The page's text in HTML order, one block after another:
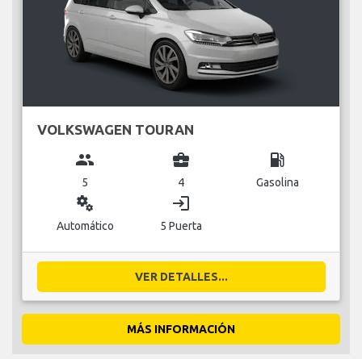
VOLKSWAGEN TOURAN
group
5
business_center
4
local_gas_station
Gasolina
miscellaneous_services
Automático
login
5 Puerta
VER DETALLES...
MÁS INFORMACIÓN